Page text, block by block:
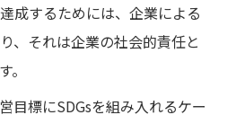
成するためには、企業による
、それは企業の社会的責任と
目標にSDGsを組み入れるケー